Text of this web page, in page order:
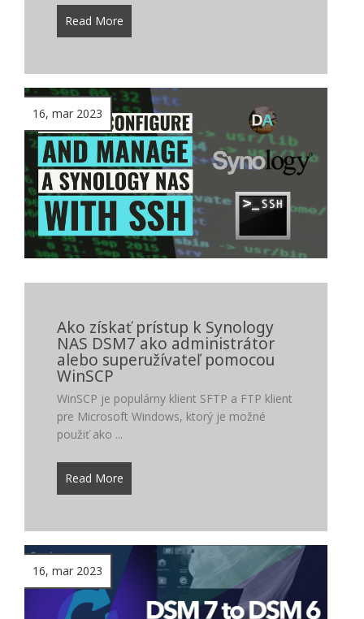
Read More
16, mar 2023
Ako získať prístup k Synology
NAS DSM7 ako administrátor
alebo superužívateľ pomocou
WinSCP
WinSCP je populárny klient SFTP a FTP klient
pre Microsoft Windows, ktorý je možné
použiť ako ...
Read More
16, mar 2023